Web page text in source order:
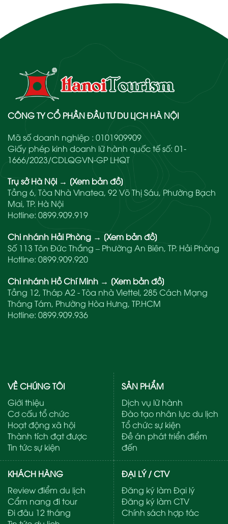
CÔNG TY CỔ PHẦN ĐẦU TƯ DU LỊCH HÀ NỘI
Mã số doanh nghiệp : 0101909909
Giấy phép kinh doanh lữ hành quốc tế số: 01-
1666/2023/CDLQGVN-GP LHQT
Trụ sở Hà Nội → [Xem bản đồ]
Tầng 6, Tòa Nhà Vinatea, 92 Võ Thị Sáu, Phường Bạch
Mai, TP. Hà Nội
Hotline: 0899.909.919
Chi nhánh Hải Phòng → [Xem bản đồ]
Số 113 Tôn Đức Thắng – Phường An Biên, TP. Hải Phòng
Hotline: 0899.909.920
Chi nhánh Hồ Chí Minh → [Xem bản đồ]
Tầng 12, Tháp A2 - Tòa nhà Viettel, 285 Cách Mạng
Tháng Tám, Phường Hòa Hưng, TP.HCM
Hotline: 0899.909.936
VỀ CHÚNG TÔI
Giới thiệu
Cơ cấu tổ chức
Hoạt động xã hội
Thành tích đạt được
Tin tức sự kiện
SẢN PHẨM
Dịch vụ lữ hành
Đào tạo nhân lực du lịch
Tổ chức sự kiện
Đề án phát triển điểm
đến
KHÁCH HÀNG
Review điểm du lịch
Cẩm nang đi tour
Đi đâu 12 tháng
ĐẠI LÝ / CTV
Đăng ký làm Đại lý
Đăng ký làm CTV
Chính sách hợp tác